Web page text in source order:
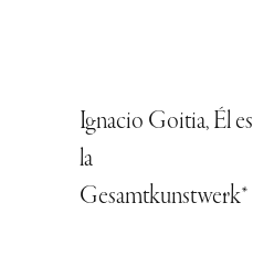
Ignacio Goitia, Él es
la
Gesamtkunstwerk*